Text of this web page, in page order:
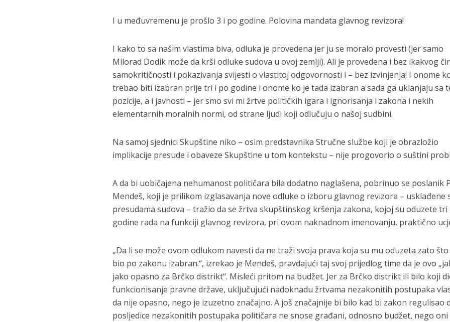
I u međuvremenu je prošlo 3 i po godine. Polovina mandata glavnog revizora!
I kako to sa našim vlastima biva, odluka je provedena jer ju se moralo provesti (jer samo
Milorad Dodik može da krši odluke sudova u ovoj zemlji). Ali je provedena i bez ikakvog
samokritičnosti i pokazivanja svijesti o vlastitoj odgovornosti i – bez izvinjenja! I onome
trebao biti izabran prije tri i po godine i onome ko je tada izabran a sada ga uklanjaju sa
pozicije, a i javnosti – jer smo svi mi žrtve političkih igara i ignorisanja i zakona i nekih
elementarnih moralnih normi, od strane ljudi koji odlučuju o našoj sudbini.
Na samoj sjednici Skupštine niko – osim predstavnika Stručne službe koji je obrazložio
implikacije presude i obaveze Skupštine u tom kontekstu – nije progovorio o suštini
A da bi uobičajena nehumanost političara bila dodatno naglašena, pobrinuo se poslanik
Mendeš, koji je prilikom izglasavanja nove odluke o izboru glavnog revizora – usklađene
presudama sudova – tražio da se žrtva skupštinskog kršenja zakona, kojoj su oduzete tri
godine rada na funkciji glavnog revizora, pri ovom naknadnom imenovanju, praktično
„Da li se može ovom odlukom navesti da ne traži svoja prava koja su mu oduzeta zato
bio po zakonu izabran.“, izrekao je Mendeš, pravdajući taj svoj prijedlog time da je ovo
jako opasno za Brčko distrikt“. Misleći pritom na budžet. Jer za Brčko distrikt ili bilo koji
funkcionisanje pravne države, uključujući nadoknadu žrtvama nezakonitih postupaka
da nije opasno, nego je izuzetno značajno. A još značajnije bi bilo kad bi zakon regulisao
posljedice nezakonitih postupaka političara ne snose građani, odnosno budžet, nego oni